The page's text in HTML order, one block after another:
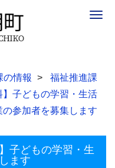
の情報
福祉推進課
】子どもの学習・生活
の参加者を募集します
子どもの学習・生
ます